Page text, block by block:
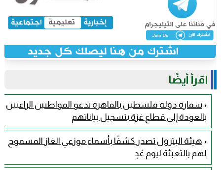
اقرأ أيضًا
سفارة دولة فلسطين بالقاهرة تدعو المواطنين الراغبين
بالعودة إلى قطاع غزة بتسجيل بياناتهم
هيئة البترول تصدر كشفًا بأسماء موزعي الغاز المسموح
لهم بالتعبئة ليوم غدٍ